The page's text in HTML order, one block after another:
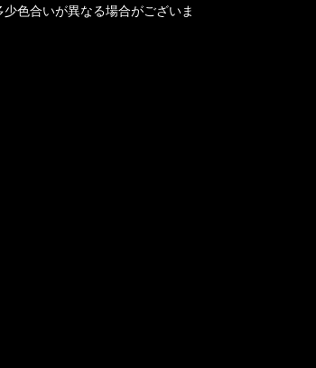
色合いが異なる場合がございま